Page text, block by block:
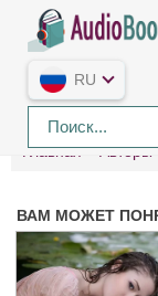
RU
Главная Авторы